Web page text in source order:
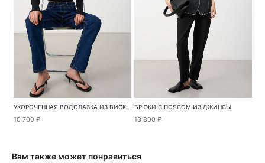
УКОРОЧЕННАЯ ВОДОЛАЗКА ИЗ ВИСКОЗЫ
10 700 ₽
БРЮКИ С ПОЯСОМ ИЗ ДЖИНСЫ
13 800 ₽
Вам также может понравиться